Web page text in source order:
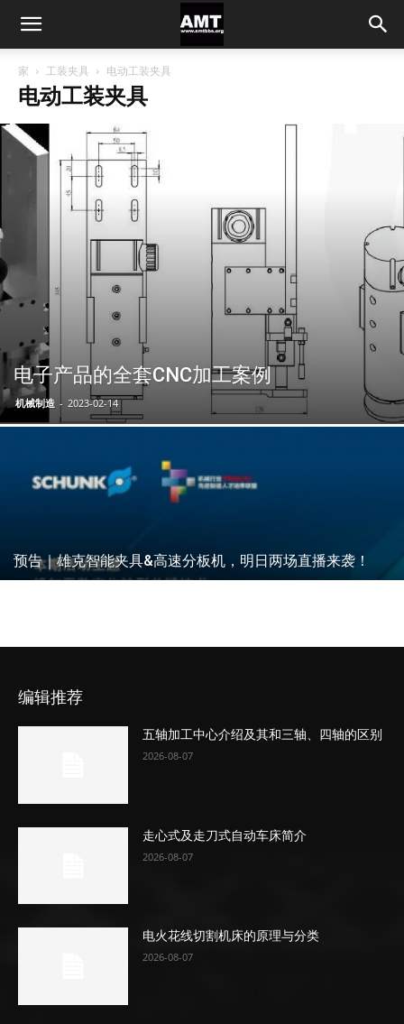
家 工装夹具 电动工装夹具
电动工装夹具
电子产品的全套CNC加工案例
机械制造 - 2023-02-14
预告｜雄克智能夹具&高速分板机，明日两场直播来袭！
编辑推荐
五轴加工中心介绍及其和三轴、四轴的区别
2026-08-07
走心式及走刀式自动车床简介
2026-08-07
电火花线切割机床的原理与分类
2026-08-07